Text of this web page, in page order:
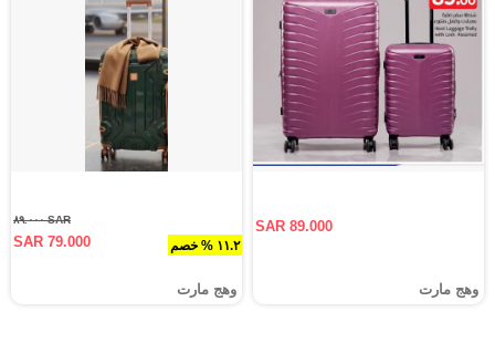
SAR 89.000
وهج مارت
١١.٢ % خصم
SAR ٨٩.٠٠٠
SAR 79.000
وهج مارت